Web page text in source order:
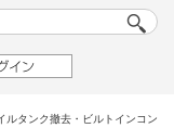
タンク撤去・ビルトインコン